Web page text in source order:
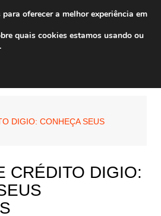
DIGIO: CONHEÇA SEUS
CRÉDITO DIGIO:
oferecer a melhor experiência em
quais cookies estamos usando ou
.